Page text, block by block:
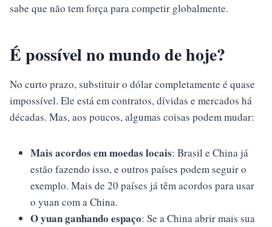
sabe que não tem força para competir globalmente.
É possível no mundo de hoje?
No curto prazo, substituir o dólar completamente é quase
impossível. Ele está em contratos, dívidas e mercados há
décadas. Mas, aos poucos, algumas coisas podem mudar:
Mais acordos em moedas locais: Brasil e China já
estão fazendo isso, e outros países podem seguir o
exemplo. Mais de 20 países já têm acordos para usar
o yuan com a China.
O yuan ganhando espaço: Se a China abrir mais sua